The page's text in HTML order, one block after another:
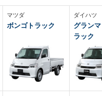
マツダ
ボンゴトラック
ダイハツ
グラン
ラック